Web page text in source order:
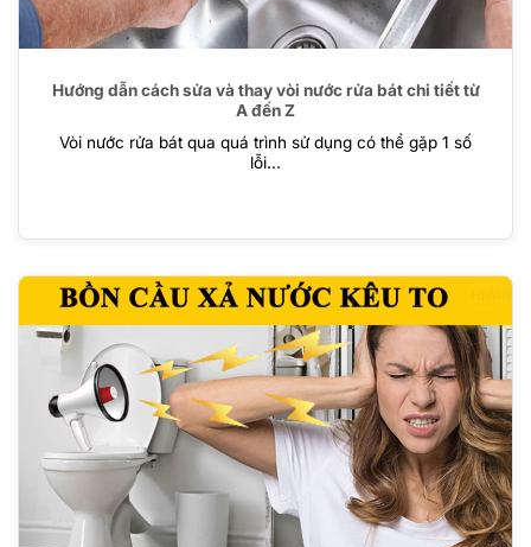
Hướng dẫn cách sửa và thay vòi nước rửa bát chi tiết từ
A đến Z
Vòi nước rửa bát qua quá trình sử dụng có thể gặp 1 số
lỗi...